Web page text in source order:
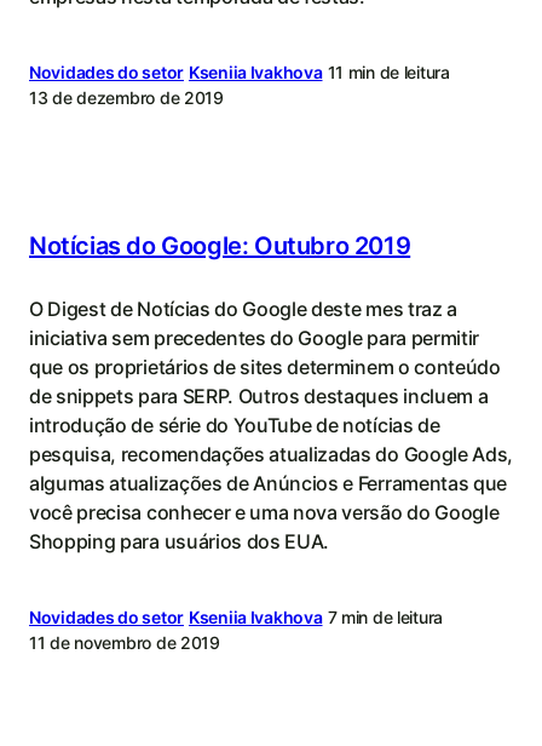
Novidades do setor Kseniia Ivakhova 11 min de leitura
13 de dezembro de 2019
Notícias do Google: Outubro 2019
O Digest de Notícias do Google deste mes traz a
iniciativa sem precedentes do Google para permitir
que os proprietários de sites determinem o conteúdo
de snippets para SERP. Outros destaques incluem a
introdução de série do YouTube de notícias de
pesquisa, recomendações atualizadas do Google Ads,
algumas atualizações de Anúncios e Ferramentas que
você precisa conhecer e uma nova versão do Google
Shopping para usuários dos EUA.
Novidades do setor Kseniia Ivakhova 7 min de leitura
11 de novembro de 2019